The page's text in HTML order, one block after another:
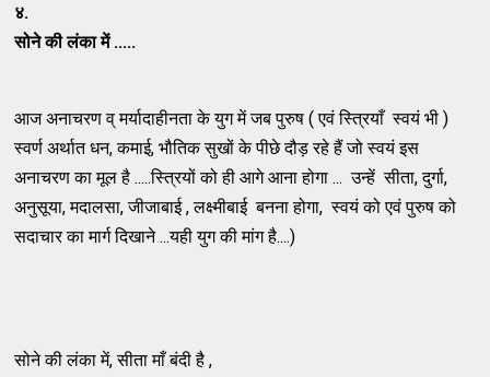
४.
सोने की लंका में .....
आज अनाचरण व् मर्यादाहीनता के युग में जब पुरुष ( एवं स्त्रियाँ स्वयं भी )
स्वर्ण अर्थात धन, कमाई, भौतिक सुखों के पीछे दौड़ रहे हैं जो स्वयं इस
अनाचरण का मूल है .....स्त्रियों को ही आगे आना होगा ... उन्हें सीता, दुर्गा,
अनुसूया, मदालसा, जीजाबाई , लक्ष्मीबाई बनना होगा, स्वयं को एवं पुरुष को
सदाचार का मार्ग दिखाने ...यही युग की मांग है....)
सोने की लंका में, सीता माँ बंदी है ,